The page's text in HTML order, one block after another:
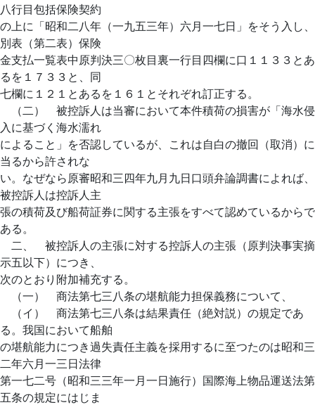
八行目包括保険契約
の上に「昭和二八年（一九五三年）六月一七日」をそう入し、
別表（第二表）保険
金支払一覧表中原判決三〇枚目裏一行目四欄に口１１３３とあ
るを１７３３と、同
七欄に１２１とあるを１６１とそれぞれ訂正する。
（二） 被控訴人は当審において本件積荷の損害が「海水侵
入に基づく海水濡れ
によること」を否認しているが、これは自白の撤回（取消）に
当るから許されな
い。なぜなら原審昭和三四年九月九日口頭弁論調書によれば、
被控訴人は控訴人主
張の積荷及び船荷証券に関する主張をすべて認めているからで
ある。
二、 被控訴人の主張に対する控訴人の主張（原判決事実摘
示五以下）につき、
次のとおり附加補充する。
（一） 商法第七三八条の堪航能力担保義務について、
（イ） 商法第七三八条は結果責任（絶対説）の規定であ
る。我国において船舶
の堪航能力につき過失責任主義を採用するに至つたのは昭和三
二年六月一三日法律
第一七二号（昭和三三年一月一日施行）国際海上物品運送法第
五条の規定にはじま